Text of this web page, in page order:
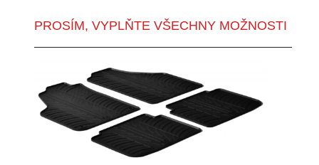
PROSÍM, VYPLŇTE VŠECHNY MOŽNOSTI